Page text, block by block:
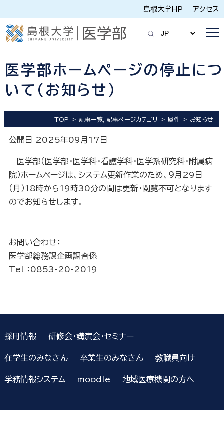
島根大学HP アクセス
医学部ホームページの停止につ
いて（お知らせ）
TOP 記事一覧，記事ページカテゴリ 属性 お知らせ
公開日 2025年09月17日
医学部（医学部・医学科・看護学科・医学系研究科・附属病
院）ホームページは、システム更新作業のため、９月29日
（月）18時から19時30分の間は更新・閲覧不可となります
のでお知らせします。
お問い合わせ：
医学部総務課企画調査係
Tel ：0853-20-2019
採用情報 研修会・講演会・セミナー
在学生のみなさん 卒業生のみなさん 教職員向け
学務情報システム moodle 地域医療機関の方へ